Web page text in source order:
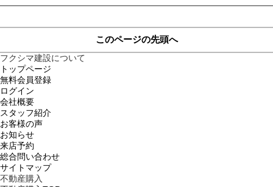
このページの先頭へ
フクシマ建設について
トップページ
無料会員登録
ログイン
会社概要
スタッフ紹介
お客様の声
お知らせ
来店予約
総合問い合わせ
サイトマップ
不動産購入